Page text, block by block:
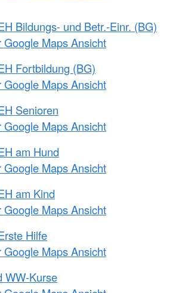
Bildungs- und Betr.-Einr. (BG)
Google Maps Ansicht
Fortbildung (BG)
Google Maps Ansicht
Senioren
Google Maps Ansicht
am Hund
Google Maps Ansicht
am Kind
Google Maps Ansicht
Hilfe
Google Maps Ansicht
WW-Kurse